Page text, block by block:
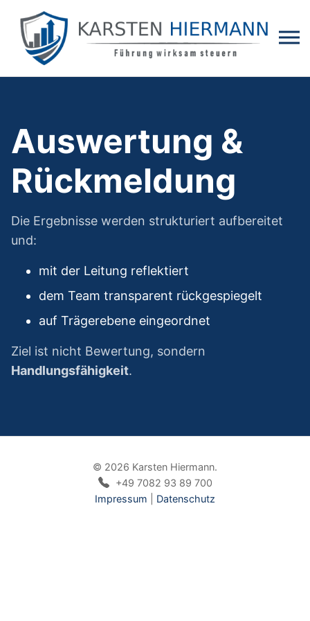
Auswertung &
Rückmeldung
Die Ergebnisse werden strukturiert aufbereitet
und:
mit der Leitung reflektiert
dem Team transparent rückgespiegelt
auf Trägerebene eingeordnet
Ziel ist nicht Bewertung, sondern
Handlungsfähigkeit.
© 2026 Karsten Hiermann.
+49 7082 93 89 700
Impressum
Datenschutz